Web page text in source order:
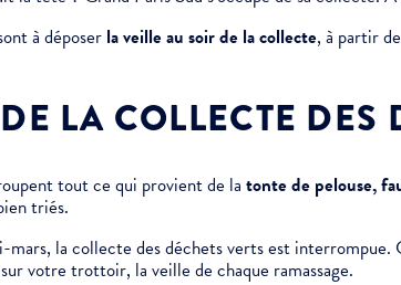
à déposer la veille au soir de la collecte, à partir
LA COLLECTE DES
tout ce qui provient de latonte de pelouse,
triés.
la collecte des déchets verts est interrompue.
votre trottoir, la veille de chaque ramassage.